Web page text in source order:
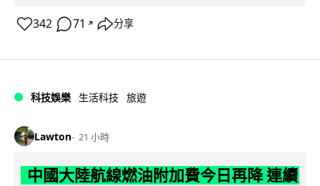
342 71 ↗ 分享
科技娛樂 生活科技 旅遊
Lawton 21 小時
中國大陸航線燃油附加費今日再降 連續